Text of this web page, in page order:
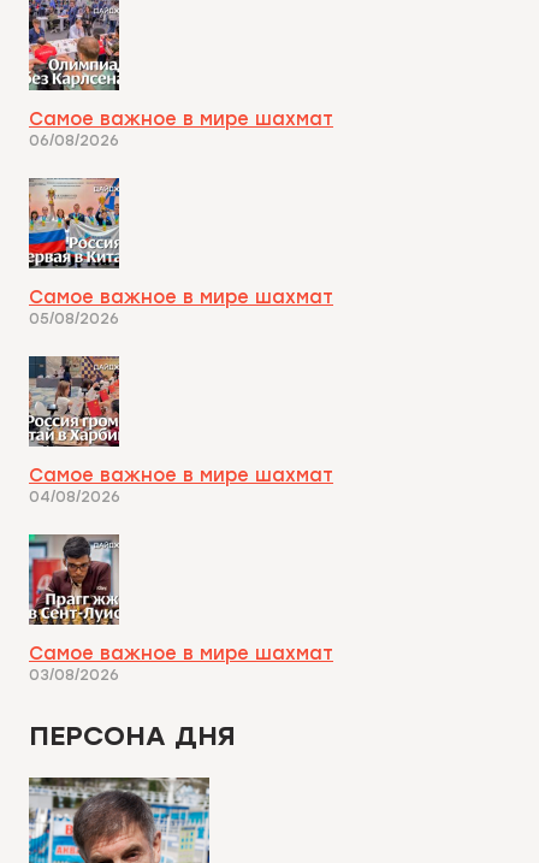
Самое важное в мире шахмат
06/08/2026
Самое важное в мире шахмат
05/08/2026
Самое важное в мире шахмат
04/08/2026
Самое важное в мире шахмат
03/08/2026
ПЕРСОНА ДНЯ